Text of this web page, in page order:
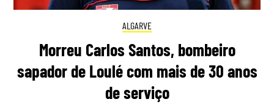
ALGARVE
Morreu Carlos Santos, bombeiro
sapador de Loulé com mais de 30 anos
de serviço